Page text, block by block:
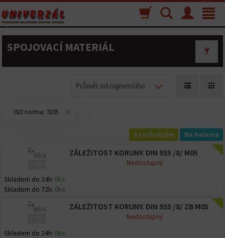
Toggle
Menu
Vyhľadávanie
Nákupný
košík
SPOJOVACÍ MATERIÁL
Průměr od najmenšího
ISO norma: 7035
S rozbalným Na balenia
ZÁLEŽITOST KORUNY. DIN 935 /8/ M05
Skladem do 24h: 0ks
Skladem do 72h: 0ks
Nedostupný
ZÁLEŽITOST KORUNY. DIN 935 /8/ ZB M05
Skladem do 24h: 0ks
Nedostupný